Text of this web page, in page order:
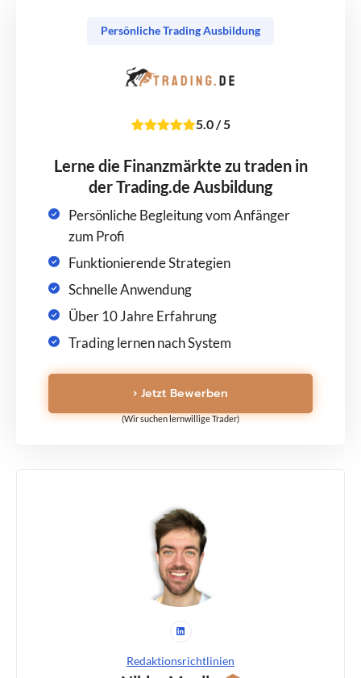
Persönliche Trading Ausbildung
5.0 / 5
Lerne die Finanzmärkte zu traden in
der Trading.de Ausbildung
Persönliche Begleitung vom Anfänger
zum Profi
Funktionierende Strategien
Schnelle Anwendung
Über 10 Jahre Erfahrung
Trading lernen nach System
› Jetzt Bewerben
(Wir suchen lernwillige Trader)
Redaktionsrichtlinien